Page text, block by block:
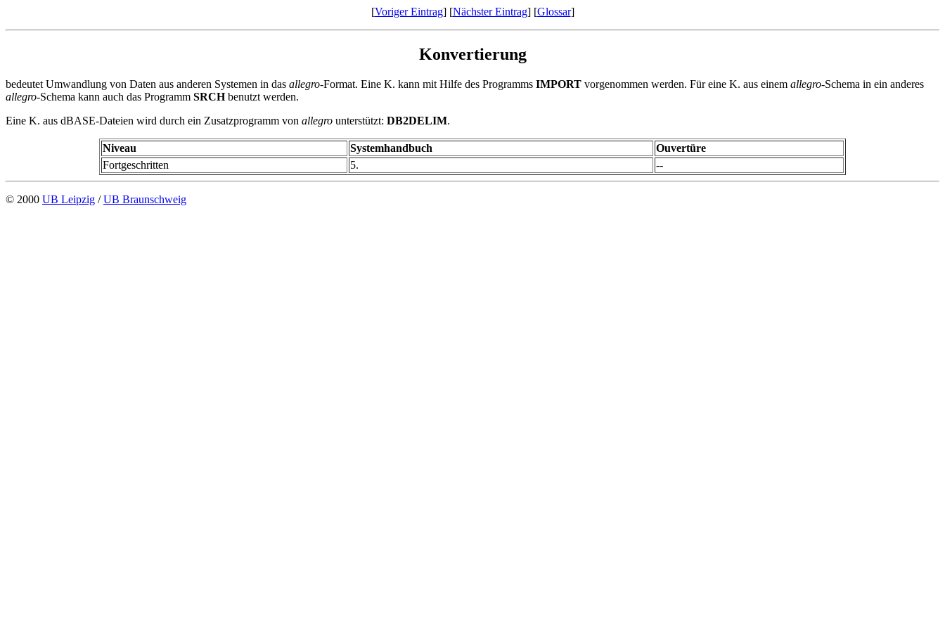
[Voriger Eintrag] [Nächster Eintrag] [Glossar]
Konvertierung
bedeutet Umwandlung von Daten aus anderen Systemen in das allegro-Format. Eine K. kann mit Hilfe des Programms IMPORT vorgenommen werden. Für eine K. aus einem allegro-Schema in ein anderes
allegro-Schema kann auch das Programm SRCHbenutzt werden.
Eine K. aus dBASE-Dateien wird durch ein Zusatzprogramm von allegro unterstützt: DB2DELIM.
Niveau Systemhandbuch
Ouvertüre
Fortgeschritten
5. --
© 2000 UB Leipzig /UB Braunschweig